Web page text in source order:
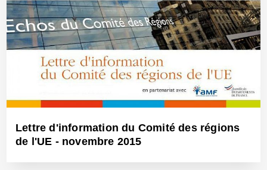
30 Déc 2015 - Réf: BW14188
Lettre d'information du Comité des régions
de l'UE - novembre 2015